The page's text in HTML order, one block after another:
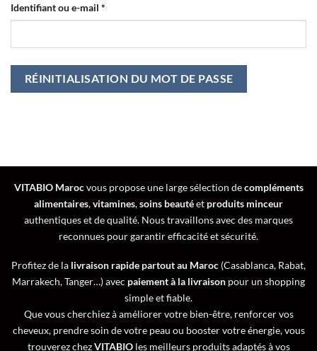
Identifiant ou e-mail *
RÉINITIALISATION DU MOT DE PASSE
VITABIO Marocvous propose une large sélection decompléments
alimentaires,vitamines,soins beautéet produits minceur
authentiques et de qualité. Nous travaillons avec des marques
reconnues pour garantir efficacité et sécurité.
Profitez de la livraison rapide partout au Maroc (Casablanca, Rabat,
Marrakech, Tanger…) avec paiement à la livraison pour un shopping
simple et fiable.
Que vous cherchiez à améliorer votre bien-être, renforcer vos
cheveux, prendre soin de votre peau ou booster votre énergie, vous
trouverez chezVITABIOles meilleurs produits adaptés à vos